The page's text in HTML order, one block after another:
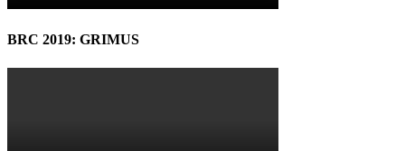
BRC 2019: GRIMUS